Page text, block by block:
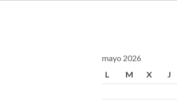
mayo 2026
L
M X J